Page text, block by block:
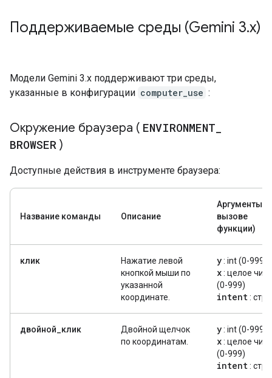
Поддерживаемые среды (Gemini 3.x)
Модели Gemini 3.x поддерживают три среды,
указанные в конфигурации computer_use :
Окружение браузера ( ENVIRONMENT
BROWSER )
Доступные действия в инструменте браузера:
Название команды Описание
Аргументы
вызове
функции)
клик
Нажатие левой
кнопкой мыши по
указанной
координате.
y: int (0-999)
x: целое
(0-999)
intent:
двойной_клик
Двойной щелчок
по координатам.
y: int (0-999)
x: целое
(0-999)
intent: